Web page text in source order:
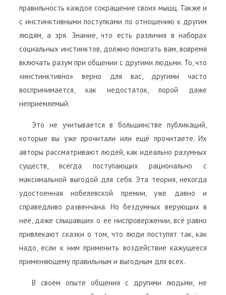
правильность каждое сокращение своих мышц. Также и
с инстинктивными поступками по отношению к другим
людям, а зря. Знание, что есть различия в наборах
социальных инстинктов, должно помогать вам, вовремя
включать разум при общении с другими людьми. То, что
«инстинктивно» верно для вас, другими часто
воспринимается, как недостаток, порой даже
неприемлемый.
Это не учитывается в большинстве публикаций,
которые вы уже прочитали или ещё прочитаете. Их
авторы рассматривают людей, как идеально разумных
существ, всегда поступающих рационально с
максимальной выгодой для себя. Эта теория, некогда
удостоенная нобелевской премии, уже давно и
справедливо развенчана. Но бездумных верующих в
неё, даже слышавших о её ниспровержении, всё равно
привлекают сказки о том, что люди поступят так, как
надо, если к ним применить воздействие кажущееся
применяющему правильным и выгодным для всех.
В своём опыте общения с другими людьми, не